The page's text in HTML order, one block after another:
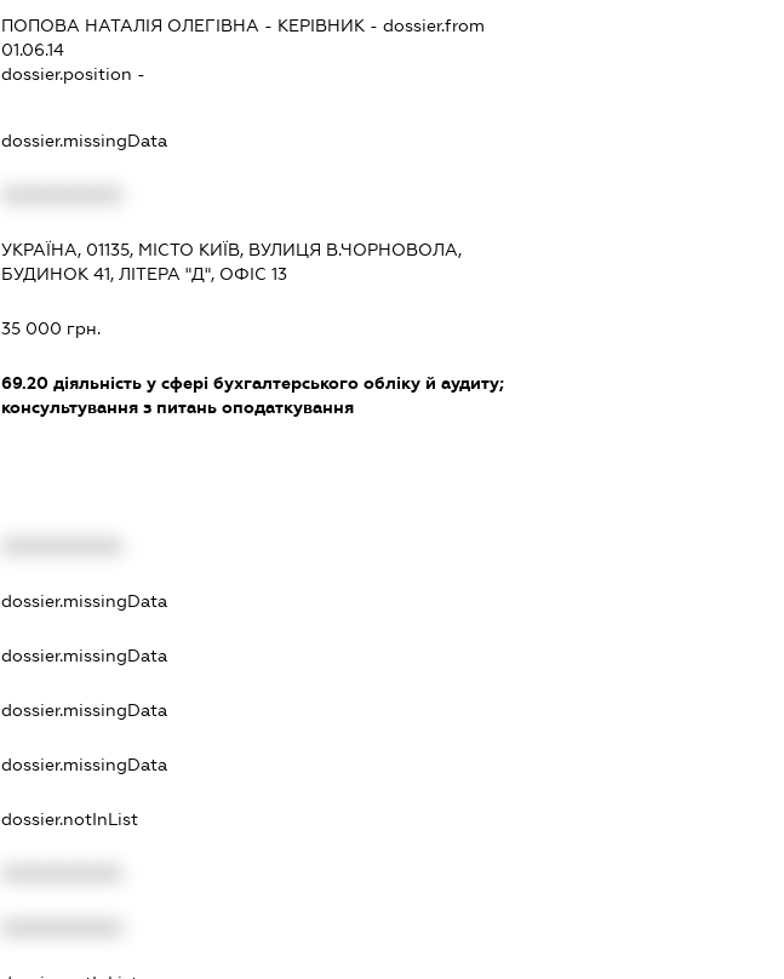
ПОПОВА НАТАЛІЯ ОЛЕГІВНА - КЕРІВНИК - dossier.from
01.06.14
dossier.position -
dossier.missingData
УКРАЇНА, 01135, МІСТО КИЇВ, ВУЛИЦЯ В.ЧОРНОВОЛА,
БУДИНОК 41, ЛІТЕРА "Д", ОФІС 13
35 000 грн.
69.20діяльність у сфері бухгалтерського обліку й аудиту;
консультування з питань оподаткування
dossier.missingData
dossier.missingData
dossier.missingData
dossier.missingData
dossier.notInList